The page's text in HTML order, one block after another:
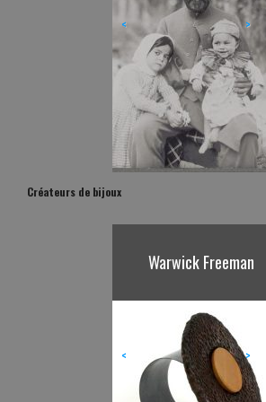
< >
Créateurs de bijoux
Karl Fritsch
< >